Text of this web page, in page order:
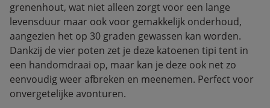
grenenhout, wat niet alleen zorgt voor een lange
levensduur maar ook voor gemakkelijk onderhoud,
aangezien het op 30 graden gewassen kan worden.
Dankzij de vier poten zet je deze katoenen tipi tent in
een handomdraai op, maar kan je deze ook net zo
eenvoudig weer afbreken en meenemen. Perfect voor
onvergetelijke avonturen.